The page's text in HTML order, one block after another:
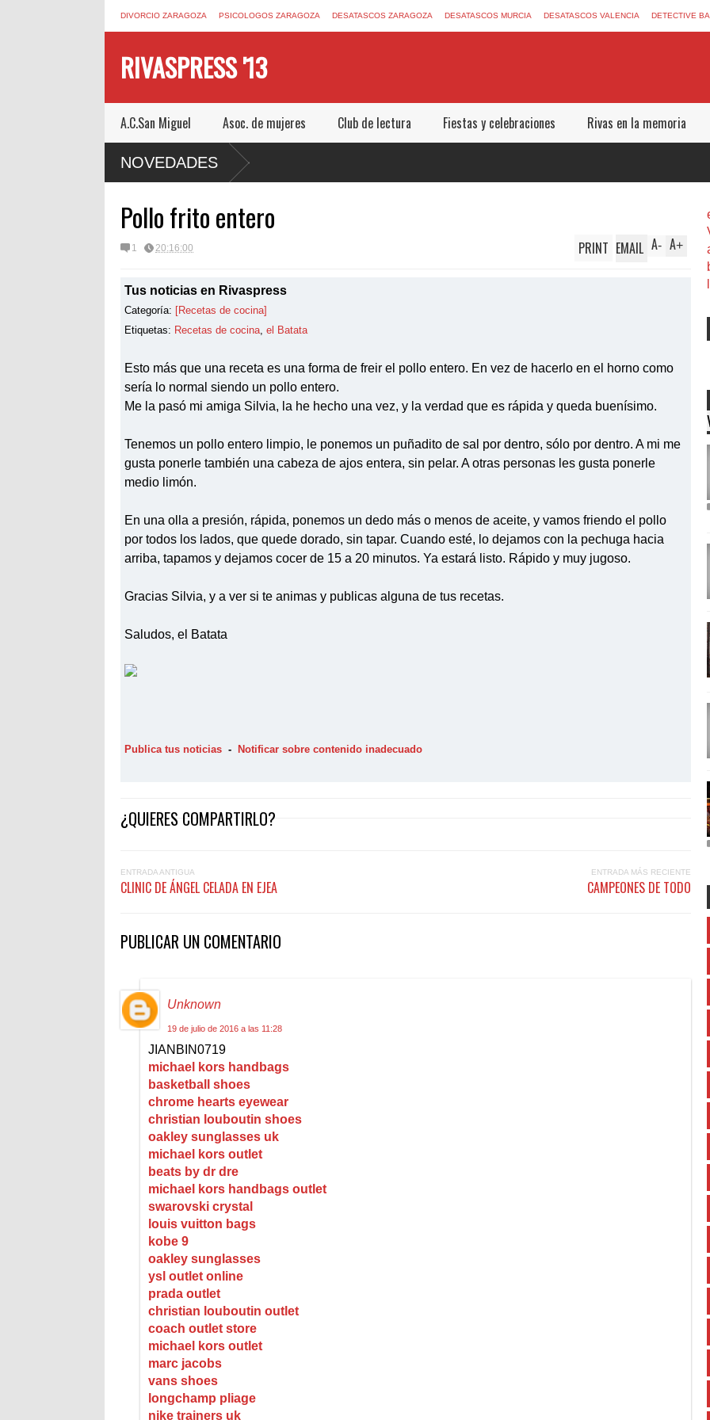
DIVORCIO ZARAGOZA PSICOLOGOS ZARAGOZA DESATASCOS ZARAGOZA DESATASCOS MURCIA DESATASCOS VALENCIA DETECTIVE
RIVASPRESS '13
A.C.San Miguel Asoc. de mujeres Club de lectura Fiestas y celebraciones Rivas en la memoria
NOVEDADES
ESCAPE ROOM DE MUCHO MIEDO EN
Pollo frito entero
1 20:16:00 A+
A-
PRINT EMAIL
Tus noticias en Rivaspress
Categoría: [Recetas de cocina]
Etiquetas: Recetas de cocina, el Batata
Esto más que una receta es una forma de freir el pollo entero. En vez de hacerlo en el horno como
sería lo normal siendo un pollo entero.
Me la pasó mi amiga Silvia, la he hecho una vez, y la verdad que es rápida y queda buenísimo.
Tenemos un pollo entero limpio, le ponemos un puñadito de sal por dentro, sólo por dentro. A mi me
gusta ponerle también una cabeza de ajos entera, sin pelar. A otras personas les gusta ponerle
medio limón.
En una olla a presión, rápida, ponemos un dedo más o menos de aceite, y vamos friendo el pollo
por todos los lados, que quede dorado, sin tapar. Cuando esté, lo dejamos con la pechuga hacia
arriba, tapamos y dejamos cocer de 15 a 20 minutos. Ya estará listo. Rápido y muy jugoso.
Gracias Silvia, y a ver si te animas y publicas alguna de tus recetas.
Saludos, el Batata
Publica tus noticias - Notificar sobre contenido inadecuado
¿QUIERES COMPARTIRLO?
ENTRADA ANTIGUA
CLINIC DE ÁNGEL CELADA EN EJEA
ENTRADA MÁS RECIENTE
CAMPEONES DE TODO
PUBLICAR UN COMENTARIO
Unknown
19 de julio de 2016 a las 11:28
JIANBIN0719
michael kors handbags
basketball shoes
chrome hearts eyewear
christian louboutin shoes
oakley sunglasses uk
michael kors outlet
beats by dr dre
michael kors handbags outlet
swarovski crystal
louis vuitton bags
kobe 9
oakley sunglasses
ysl outlet online
prada outlet
christian louboutin outlet
coach outlet store
michael kors outlet
marc jacobs
vans shoes
longchamp pliage
nike trainers uk